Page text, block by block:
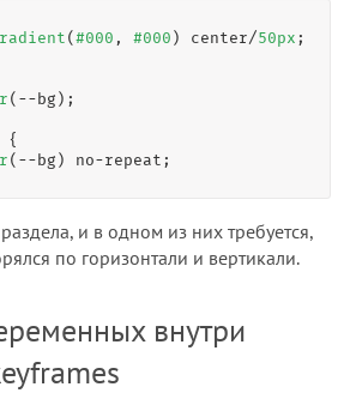
( #000 , #000 ) center/50px ;
(--bg);
{
(--bg) no-repeat;
раздела, и в одном из них требуется,
по горизонтали и вертикали.
внутри